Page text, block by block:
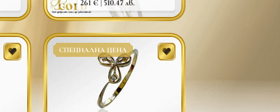
261 € | 510.47 лв.
СПЕЦИАЛНА ЦЕНА